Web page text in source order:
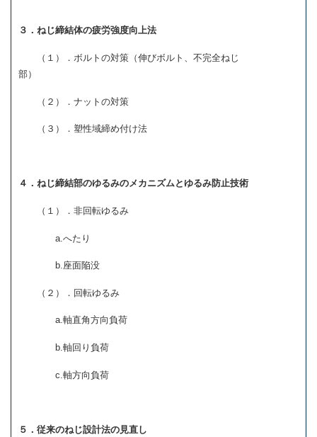
３．ねじ締結体の疲労強度向上法
（１）．ボルトの対策（伸びボルト、不完全ねじ
部）
（２）．ナットの対策
（３）．塑性域締め付け法
４．ねじ締結部のゆるみのメカニズムとゆるみ防止技術
（１）．非回転ゆるみ
a.へたり
b.座面陥没
（２）．回転ゆるみ
a.軸直角方向負荷
b.軸回り負荷
c.軸方向負荷
５．従来のねじ設計法の見直し